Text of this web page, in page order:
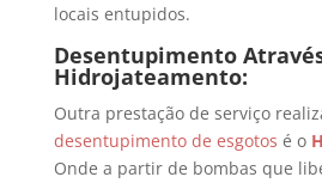
locais entupidos.
Desentupimento
Hidrojateamento:
Outra prestação de serviço
desentupimento de esgotos é o
Onde a partir de bombas que